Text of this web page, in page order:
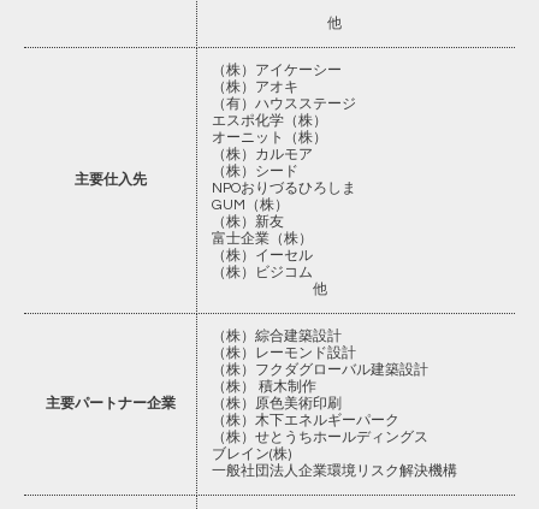
他
主要仕入先
（株）アイケーシー
（株）アオキ
（有）ハウスステージ
エスポ化学（株）
オーニット（株）
（株）カルモア
（株）シード
NPOおりづるひろしま
GUM（株）
（株）新友
富士企業（株）
（株）イーセル
（株）ビジコム
他
主要パートナー企業
（株）綜合建築設計
（株）レーモンド設計
（株）フクダグローバル建築設計
（株） 積木制作
（株）原色美術印刷
（株）木下エネルギーパーク
（株）せとうちホールディングス
ブレイン(株)
一般社団法人企業環境リスク解決機構